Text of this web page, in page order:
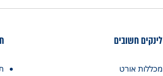
לינקים חשובים
מכללות אורט